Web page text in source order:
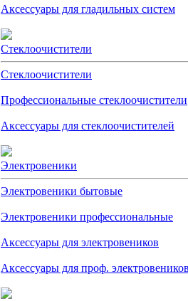
Аксессуары для гладильных систем
Стеклоочистители
Стеклоочистители
Профессиональные стеклоочистители
Аксессуары для стеклоочистителей
Электровеники
Электровеники бытовые
Электровеники профессиональные
Аксессуары для электровеников
Аксессуары для проф.